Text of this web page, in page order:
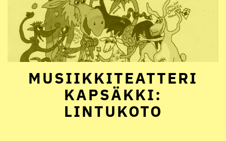
MUSIIKKITEATTERI
KAPSÄKKI:
LINTUKOTO